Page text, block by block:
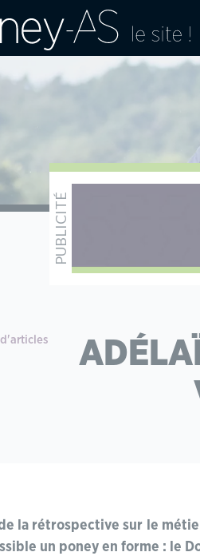
la rétrospective sur le
un poney en forme : le